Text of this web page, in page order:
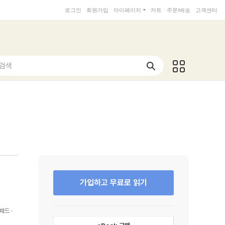
로그인 회원가입 마이페이지 카트 주문/배송 고객센터
색
드
가입하고 무료로 읽기